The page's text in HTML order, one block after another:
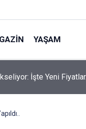
YAŞAM
Kim Verdi? Beyaz’la Joker